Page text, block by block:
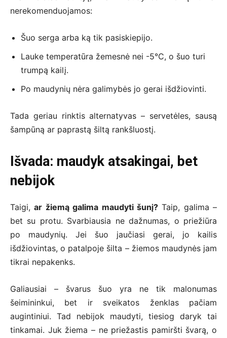
nerekomenduojamos:
Šuo serga arba ką tik pasiskiepijo.
Lauke temperatūra žemesnė nei -5°C, o šuo turi
trumpą kailį.
Po maudynių nėra galimybės jo gerai išdžiovinti.
Tada geriau rinktis alternatyvas – servetėles, sausą
šampūną ar paprastą šiltą rankšluostį.
Išvada: maudyk atsakingai, bet
nebijok
Taigi,ar žiemą galima maudyti šunį?Taip, galima –
bet su protu. Svarbiausia ne dažnumas, o priežiūra
po maudynių. Jei šuo jaučiasi gerai, jo kailis
išdžiovintas, o patalpoje šilta – žiemos maudynės jam
tikrai nepakenks.
Galiausiai – švarus šuo yra ne tik malonumas
šeimininkui, bet ir sveikatos ženklas pačiam
augintiniui. Tad nebijok maudyti, tiesiog daryk tai
tinkamai. Juk žiema – ne priežastis pamiršti švarą, o